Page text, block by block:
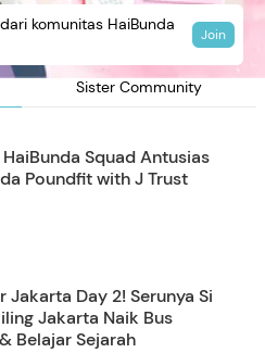
Sister Community
komunitas HaiBunda
Join
Squad Antusias
Poundfit with J Trust
Jakarta Day 2! Serunya Si
Jakarta Naik Bus
Belajar Sejarah